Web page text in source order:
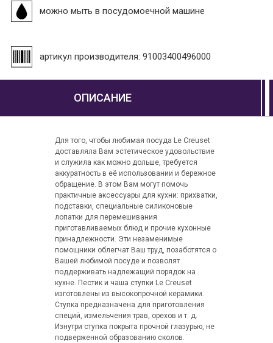
можно мыть в посудомоечной машине
артикул производителя: 91003400496000
ОПИСАНИЕ
Для того, чтобы любимая посуда Le Creuset
доставляла Вам эстетическое удовольствие
и служила как можно дольше, требуется
аккуратность в её использовании и бережное
обращение. В этом Вам могут помочь
практичные аксессуары для кухни: прихватки,
подставки, специальные силиконовые
лопатки для перемешивания
приготавливаемых блюд и прочие кухонные
принадлежности. Эти незаменимые
помощники облегчат Ваш труд, позаботятся о
Вашей любимой посуде и позволят
поддерживать надлежащий порядок на
кухне. Пестик и чаша ступки Le Creuset
изготовлены из высокопрочной керамики.
Ступка предназначена для приготовления
специй, измельчения трав, орехов и т. д.
Изнутри ступка покрыта прочной глазурью, не
подверженной образованию сколов.